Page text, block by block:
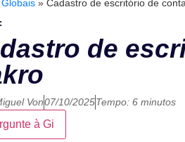
Globais » Cadastro de escritório de
de
Von07/10/2025Tempo: 6 minutos
à Gi